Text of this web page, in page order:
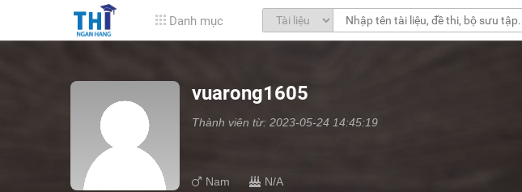
Danh mục
vuarong1605
Thành viên từ: 2023-05-24 14:45:19
Nam N/A